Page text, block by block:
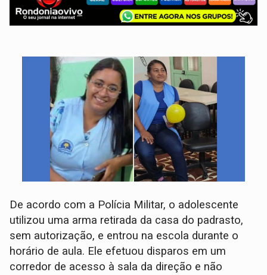
De acordo com a Polícia Militar, o adolescente
utilizou uma arma retirada da casa do padrasto,
sem autorização, e entrou na escola durante o
horário de aula. Ele efetuou disparos em um
corredor de acesso à sala da direção e não